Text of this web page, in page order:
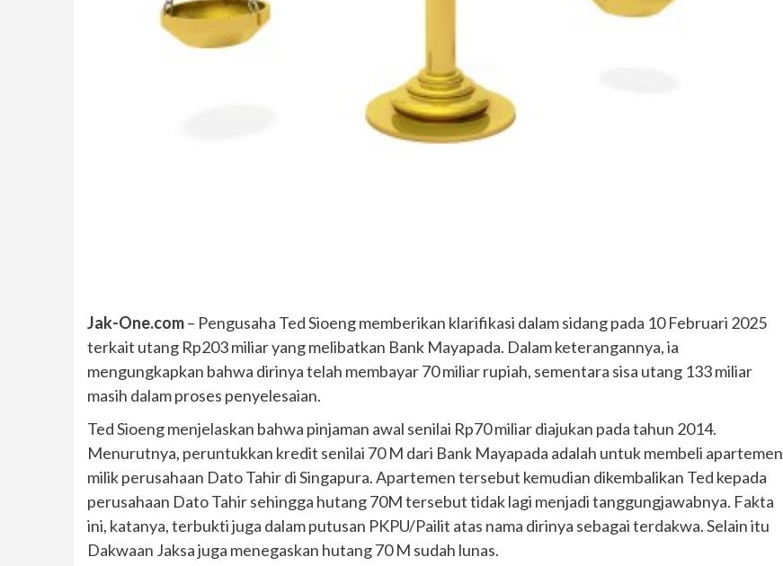
Jak-One.com– Pengusaha Ted Sioeng memberikan klarifikasi dalam sidang pada 10 Februari 2025
terkait utang Rp203 miliar yang melibatkan Bank Mayapada. Dalam keterangannya, ia
mengungkapkan bahwa dirinya telah membayar 70 miliar rupiah, sementara sisa utang 133 miliar
masih dalam proses penyelesaian.
Ted Sioeng menjelaskan bahwa pinjaman awal senilai Rp70 miliar diajukan pada tahun 2014.
Menurutnya, peruntukkan kredit senilai 70 M dari Bank Mayapada adalah untuk membeli apartemen
milik perusahaan Dato Tahir di Singapura. Apartemen tersebut kemudian dikembalikan Ted kepada
perusahaan Dato Tahir sehingga hutang 70M tersebut tidak lagi menjadi tanggungjawabnya. Fakta
ini, katanya, terbukti juga dalam putusan PKPU/Pailit atas nama dirinya sebagai terdakwa. Selain itu
Dakwaan Jaksa juga menegaskan hutang 70 M sudah lunas.